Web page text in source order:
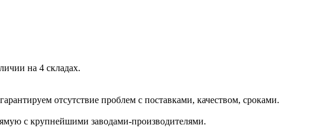
на 4 складах.
отсутствие проблем с поставками, качеством, сроками.
с крупнейшими заводами-производителями.